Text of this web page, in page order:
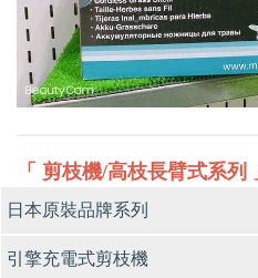
「 剪枝機/高枝長臂式系
日本原裝品牌系列
引擎充電式剪枝機